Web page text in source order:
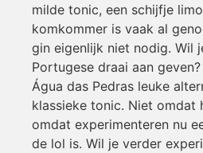
milde tonic, een schijfje
komkommer is vaak al
gin eigenlijk niet nodig. Wil
Portugese draai aan
Água das Pedras leuke
klassieke tonic. Niet omdat
omdat experimenteren nu
de lol is. Wil je verder